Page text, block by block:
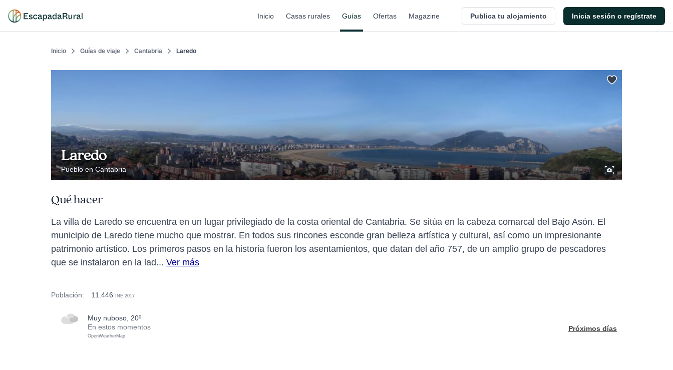
Inicio Casas rurales Guías Ofertas Magazine Publica tu alojamiento Inicia sesión o regístrate
Inicio Guías de viaje Cantabria Laredo
Laredo
Pueblo en Cantabria
Qué hacer
La villa de Laredo se encuentra en un lugar privilegiado de la costa oriental de Cantabria. Se sitúa en la cabeza comarcal del Bajo Asón. El
municipio de Laredo tiene mucho que mostrar. En todos sus rincones esconde gran belleza artística y cultural, así como un impresionante
patrimonio artístico. Los primeros pasos en la historia fueron los asentamientos, que datan del año 757, de un amplio grupo de pescadores
que se instalaron en la lad... Ver más
Población: 11.446 INE 2017
muy nuboso, 20º
En estos momentos
OpenWeatherMap
Próximos días